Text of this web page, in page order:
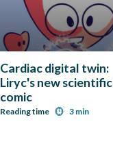
Cardiac digital twin:
Liryc's new scientific
comic
Reading time 3 min